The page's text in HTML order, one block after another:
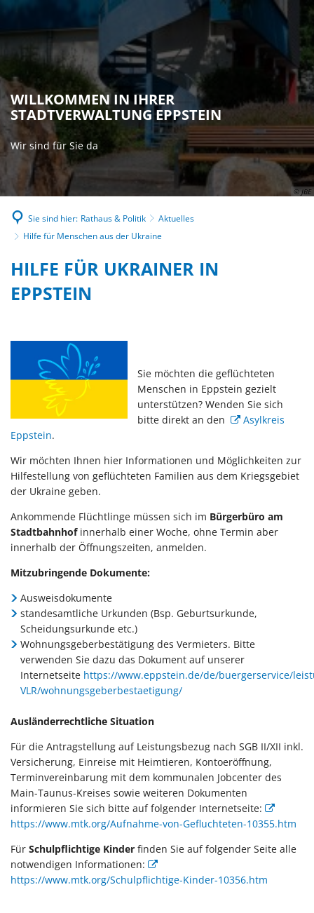
© JBE
WILLKOMMEN IN IHRER
STADTVERWALTUNG EPPSTEIN
Wir sind für Sie da
Sie sind hier: Rathaus & Politik
Aktuelles
Hilfe für Menschen aus der Ukraine
HILFE
FÜR
AUS
UKRAINE
HILFE FÜR UKRAINER IN
EPPSTEIN
Sie möchten die geflüchteten
Menschen in Eppstein gezielt
unterstützen? Wenden Sie sich
bitte direkt an den
Asylkreis
Eppstein.
Wir möchten Ihnen hier Informationen und Möglichkeiten zur
Hilfestellung von geflüchteten Familien aus dem Kriegsgebiet
der Ukraine geben.
Ankommende Flüchtlinge müssen sich im Bürgerbüro am
Stadtbahnhofinnerhalb einer Woche, ohne Termin aber
innerhalb der Öffnungszeiten, anmelden.
Mitzubringende Dokumente:
Ausweisdokumente
standesamtliche Urkunden (Bsp. Geburtsurkunde,
Scheidungsurkunde etc.)
Wohnungsgeberbestätigung des Vermieters. Bitte
verwenden Sie dazu das Dokument auf unserer
Internetseite https://www.eppstein.de/de/buergerservice/
VLR/wohnungsgeberbestaetigung/
Ausländerrechtliche Situation
Für die Antragstellung auf Leistungsbezug nach SGB II/XII inkl.
Versicherung, Einreise mit Heimtieren, Kontoeröffnung,
Terminvereinbarung mit dem kommunalen Jobcenter des
Main-Taunus-Kreises sowie weiteren Dokumenten
informieren Sie sich bitte auf folgender Internetseite:
https://www.mtk.org/Aufnahme-von-Gefluchteten-10355.htm
Für Schulpflichtige Kinder finden Sie auf folgender Seite alle
notwendigen Informationen:
https://www.mtk.org/Schulpflichtige-Kinder-10356.htm